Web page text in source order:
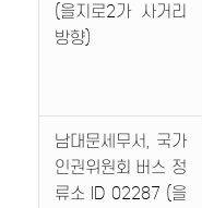
(을지로2가 사거리
방향)
남대문세무서, 국가
인권위원회 버스 정
류소 ID 02287 (을